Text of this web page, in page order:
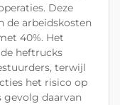
Deze
de arbeidskosten
40%. Het
heftrucks
terwijl
het risico op
gevolg daarvan